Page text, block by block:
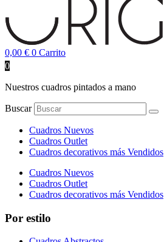
0,00 € 0 Carrito
0
Nuestros cuadros pintados a mano
Buscar
Cuadros Nuevos
Cuadros Outlet
Cuadros decorativos más Vendidos
Cuadros Nuevos
Cuadros Outlet
Cuadros decorativos más Vendidos
Por estilo